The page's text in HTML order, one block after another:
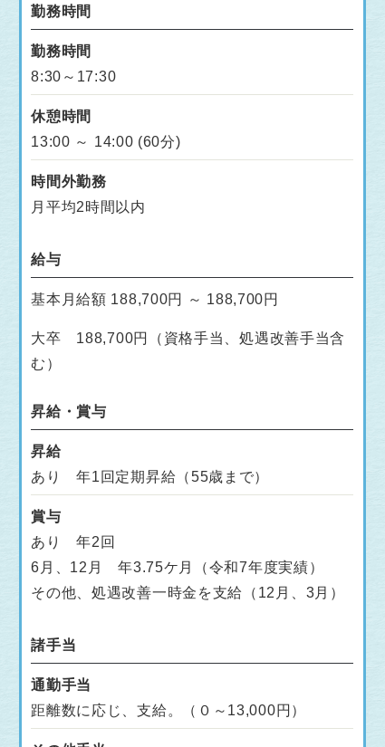
勤務時間
勤務時間
8:30～17:30
休憩時間
13:00 ～ 14:00 (60分)
時間外勤務
月平均2時間以内
給与
基本月給額 188,700円 ～ 188,700円
大卒 188,700円（資格手当、処遇改善手当含
む）
昇給・賞与
昇給
あり 年1回定期昇給（55歳まで）
賞与
あり 年2回
6月、12月 年3.75ケ月（令和7年度実績）
その他、処遇改善一時金を支給（12月、3月）
諸手当
通勤手当
距離数に応じ、支給。（０～13,000円）